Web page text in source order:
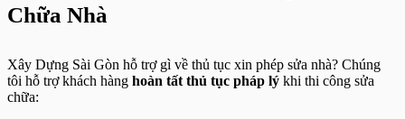
Chữa Nhà
Xây Dựng Sài Gòn hỗ trợ gì về thủ tục xin phép sửa nhà? Chúng
tôi hỗ trợ khách hàng hoàn tất thủ tục pháp lý khi thi công sửa
chữa: